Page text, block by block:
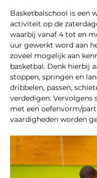
Basketbalschool is een
activiteit op de
waarbij vanaf 4 tot en
uur gewerkt word aan
zoveel mogelijk aan
basketbal. Denk hierbij
stoppen, springen en
dribbelen, passen,
verdedigen. Vervolgens
met een oefenvorm/
vaardigheden worden